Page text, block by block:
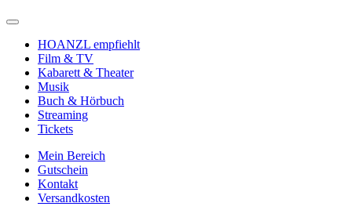
HOANZL empfiehlt
Film & TV
Kabarett & Theater
Musik
Buch & Hörbuch
Streaming
Tickets
Mein Bereich
Gutschein
Kontakt
Versandkosten